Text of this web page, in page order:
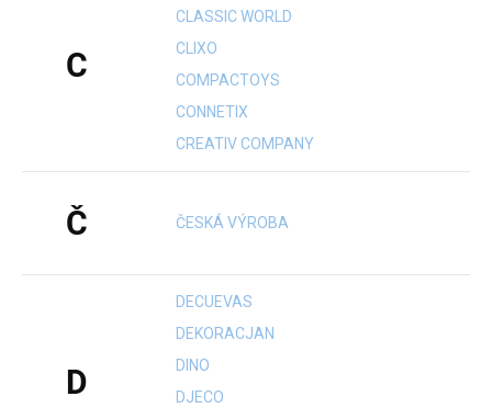
C
CLASSIC WORLD
CLIXO
COMPACTOYS
CONNETIX
CREATIV COMPANY
Č ČESKÁ VÝROBA
D
DECUEVAS
DEKORACJAN
DINO
DJECO